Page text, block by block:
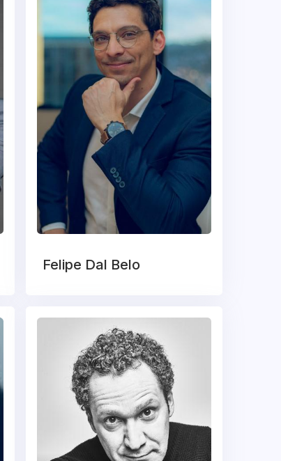
Felipe Dal Belo